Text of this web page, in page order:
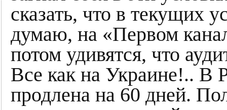
сказать, что в текущих
думаю, на «Первом
потом удивятся, что
Все как на Украине!.. В
продлена на 60 дней.